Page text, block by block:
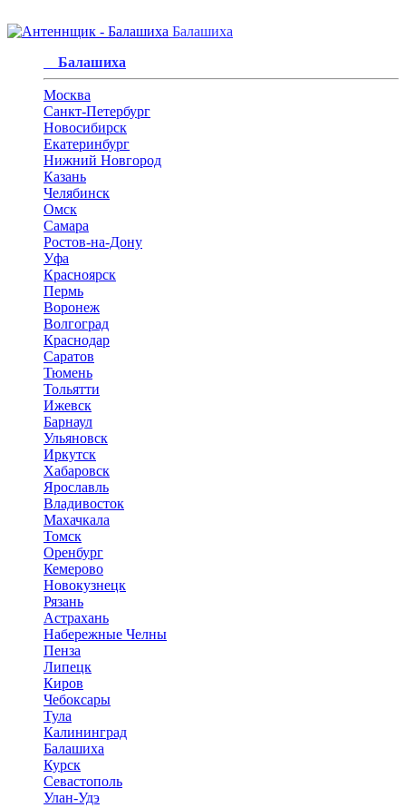
Балашиха
Балашиха
Москва
Санкт-Петербург
Новосибирск
Екатеринбург
Нижний Новгород
Казань
Челябинск
Омск
Самара
Ростов-на-Дону
Уфа
Красноярск
Пермь
Воронеж
Волгоград
Краснодар
Саратов
Тюмень
Тольятти
Ижевск
Барнаул
Ульяновск
Иркутск
Хабаровск
Ярославль
Владивосток
Махачкала
Томск
Оренбург
Кемерово
Новокузнецк
Рязань
Астрахань
Набережные Челны
Пенза
Липецк
Киров
Чебоксары
Тула
Калининград
Балашиха
Курск
Севастополь
Улан-Удэ